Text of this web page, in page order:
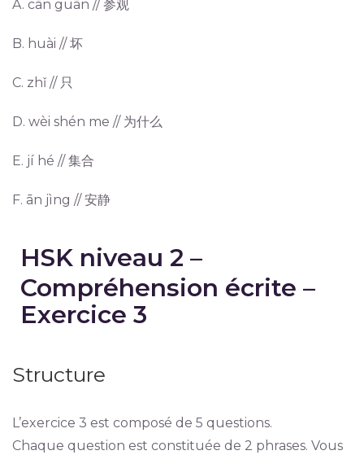
A. cān guān // 参观
B. huài // 坏
C. zhǐ // 只
D. wèi shén me // 为什么
E. jí hé // 集合
F. ān jìng // 安静
HSK niveau 2 –
Compréhension écrite –
Exercice 3
Structure
L’exercice 3 est composé de 5 questions.
Chaque question est constituée de 2 phrases. Vous